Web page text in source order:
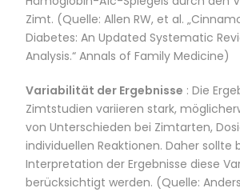
Zimt. (Quelle: Allen RW, et al.
Diabetes: An Updated Systematic
Analysis.“ Annals of Family Medicine)
Variabilität der Ergebnisse : Die
Zimtstudien variieren stark,
von Unterschieden bei Zimtarten,
individuellen Reaktionen. Daher sollte
Interpretation der Ergebnisse diese
berücksichtigt werden. (Quelle: